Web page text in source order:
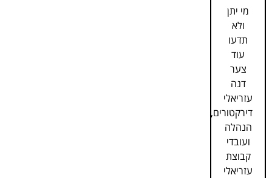
מי יתן
ולא
תדעו
עוד
צער
דנה
עזריאלי
דירקטורים,
הנהלה
ועובדי
קבוצת
עזריאלי